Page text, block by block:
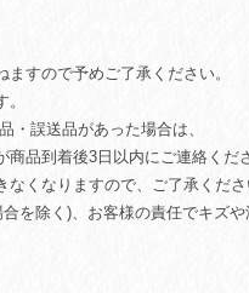
すので予めご了承ください。
・誤送品があった場合は、
品到着後3日以内にご連絡くだ
くなりますので、ご了承くださ
を除く)、お客様の責任でキズ